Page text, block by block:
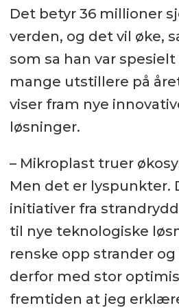
Det betyr 36 millioner
verden, og det vil øke,
som sa han var
mange utstillere på
viser fram nye
løsninger.
– Mikroplast truer
Men det er lyspunkter.
initiativer fra
til nye teknologiske
renske opp strander og
derfor med stor
fremtiden at jeg